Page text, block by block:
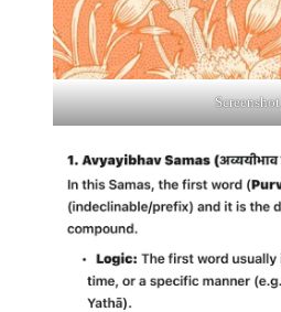
Screenshot